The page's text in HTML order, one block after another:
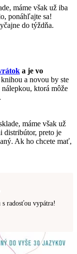
máme však už iba
ponáhľajte sa!
do týždňa.
a je vo
a novou by ste
ktorá môže
máme však už
distribútor, preto je
Ak ho chcete mať,
radosťou vypátra!